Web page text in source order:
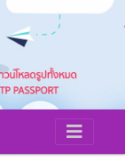
: BEGINNING OF THE FUTURE รอบ FINAL COMPETITIONRMUTP